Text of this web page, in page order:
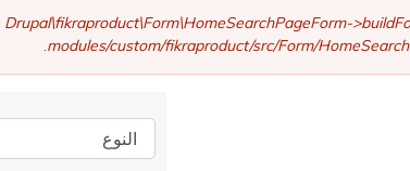
Drupal\fikraproduct\Form\HomeSearchPageForm-
modules/custom/fikraproduct/src/Form/
النوع